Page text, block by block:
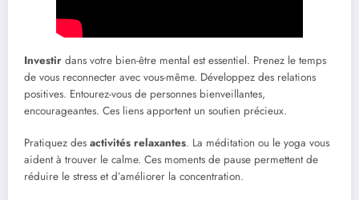
Investir dans votre bien-être mental est essentiel. Prenez le temps
de vous reconnecter avec vous-même. Développez des relations
positives. Entourez-vous de personnes bienveillantes,
encourageantes. Ces liens apportent un soutien précieux.
Pratiquez des activités relaxantes. La méditation ou le yoga vous
aident à trouver le calme. Ces moments de pause permettent de
réduire le stress et d’améliorer la concentration.